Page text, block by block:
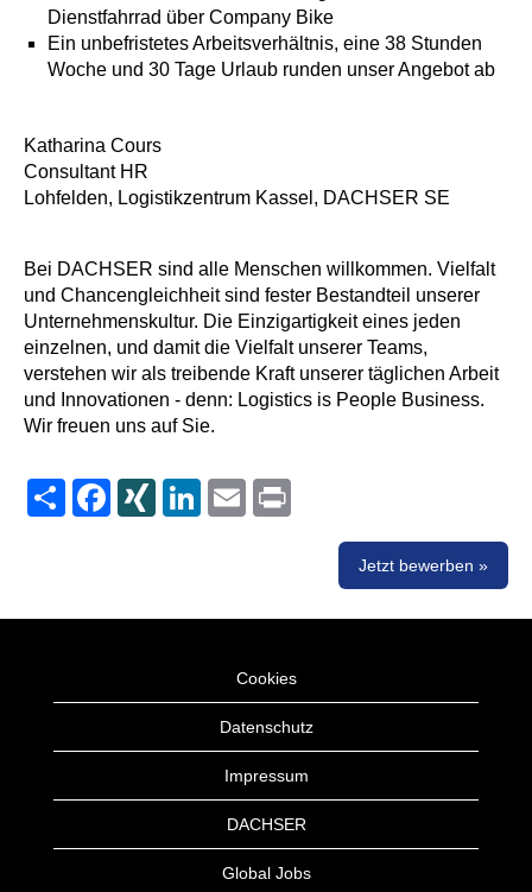
Dienstfahrrad über Company Bike
Ein unbefristetes Arbeitsverhältnis, eine 38 Stunden
Woche und 30 Tage Urlaub runden unser Angebot ab
Katharina Cours
Consultant HR
Lohfelden, Logistikzentrum Kassel, DACHSER SE
Bei DACHSER sind alle Menschen willkommen. Vielfalt
und Chancengleichheit sind fester Bestandteil unserer
Unternehmenskultur. Die Einzigartigkeit eines jeden
einzelnen, und damit die Vielfalt unserer Teams,
verstehen wir als treibende Kraft unserer täglichen Arbeit
und Innovationen - denn: Logistics is People Business.
Wir freuen uns auf Sie.
Share FacebookXING LinkedInEmail
Jetzt bewerben »
Cookies
Datenschutz
Impressum
DACHSER
Global Jobs